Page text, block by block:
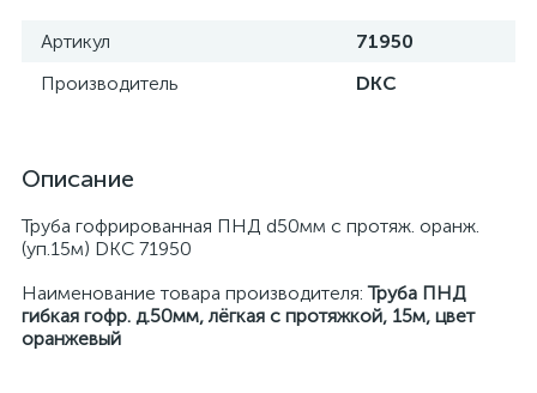
Артикул
71950
Производитель
DKC
Описание
Труба гофрированная ПНД d50мм c протяж. оранж.
(уп.15м) DKC 71950
Наименование товара производителя:Труба ПНД
гибкая гофр. д.50мм, лёгкая с протяжкой, 15м, цвет
оранжевый